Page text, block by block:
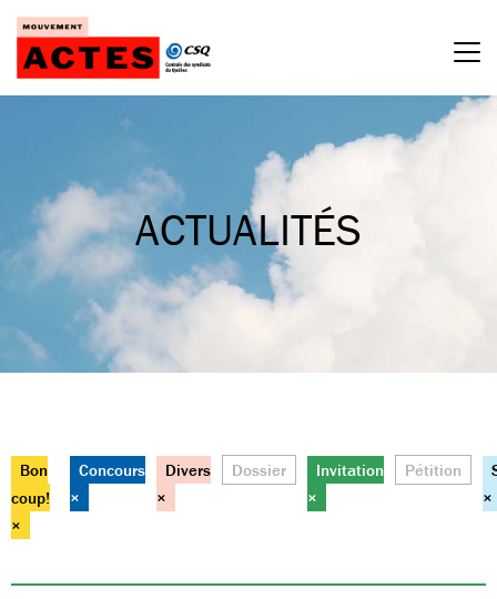
Passer
contenu
ACTUALITÉS
Bon
coup!
×
Concours
×
Divers
×
Dossier
Invitation
×
Pétition
×